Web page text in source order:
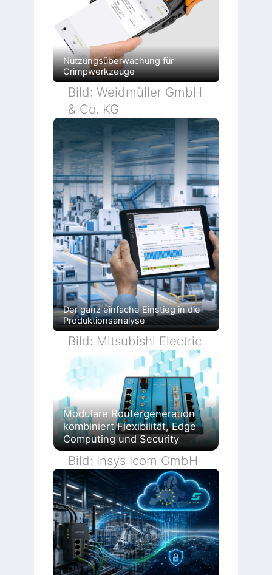
Nutzungsüberwachung für
Crimpwerkzeuge
Bild: Weidmüller GmbH
& Co. KG
Der ganz einfache Einstieg in die
Produktionsanalyse
Bild: Mitsubishi Electric
Modulare Routergeneration
kombiniert Flexibilität, Edge
Computing und Security
Bild: Insys Icom GmbH